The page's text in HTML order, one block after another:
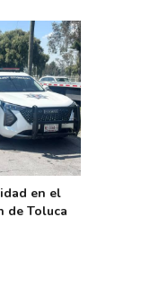
en el
de Toluca